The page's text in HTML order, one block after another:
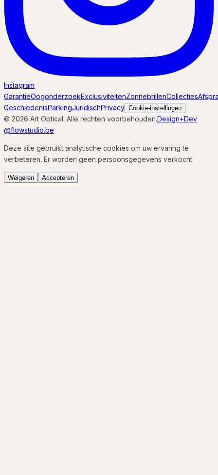
Instagram
GarantieOogonderzoekExclusiviteitenZonnebrillenCollecties
GeschiedenisParkingJuridischPrivacy Cookie-instellingen
© 2026 Art Optical. Alle rechten voorbehouden.Design+Dev
@flowstudio.be
Deze site gebruikt analytische cookies om uw ervaring te
verbeteren. Er worden geen persoonsgegevens verkocht.
Weigeren Accepteren